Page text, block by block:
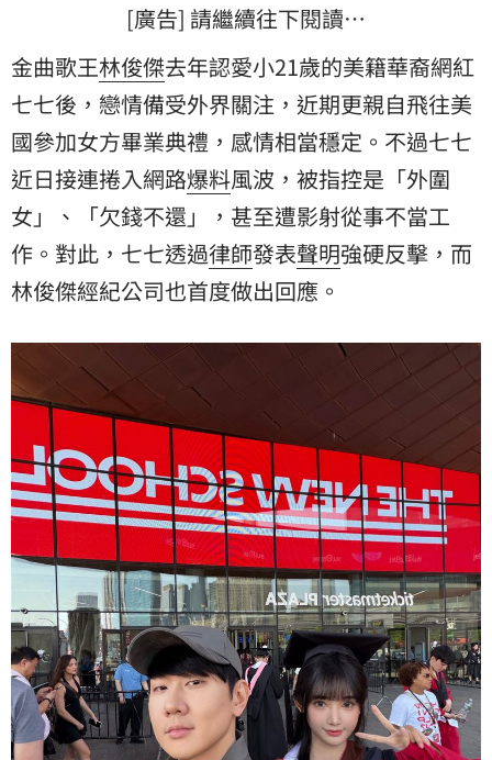
[廣告] 請繼續往下閱讀…
金曲歌王林俊傑去年認愛小21歲的美籍華裔網紅
七七後，戀情備受外界關注，近期更親自飛往美
國參加女方畢業典禮，感情相當穩定。不過七七
近日接連捲入網路爆料風波，被指控是「外圍
女」、「欠錢不還」，甚至遭影射從事不當工
作。對此，七七透過律師發表聲明強硬反擊，而
林俊傑經紀公司也首度做出回應。